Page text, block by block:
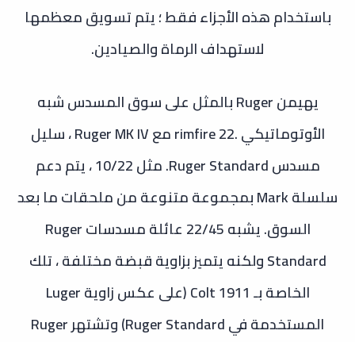
باستخدام هذه الأجزاء فقط ؛ يتم تسويق معظمها
لاستهداف الرماة والصيادين.
يهيمن Ruger بالمثل على سوق المسدس شبه
الأوتوماتيكي .22 rimfire مع Ruger MK IV ، سليل
مسدس Ruger Standard. مثل 10/22 ، يتم دعم
سلسلة Mark بمجموعة متنوعة من ملحقات ما بعد
السوق. يشبه 22/45 عائلة مسدسات Ruger
Standard ولكنه يتميز بزاوية قبضة مختلفة ، تلك
الخاصة بـ Colt 1911 (على عكس زاوية Luger
المستخدمة في Ruger Standard)
وتشتهر Ruger